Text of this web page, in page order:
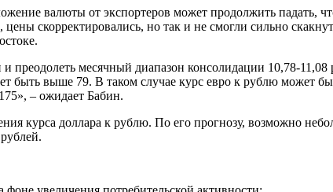
валюты от экспортеров может продолжить падать,
скорректировались, но так и не смогли сильно
преодолеть месячный диапазон консолидации 10,78-
быть выше 79. В таком случае курс евро к рублю может
– ожидает Бабин.
курса доллара к рублю. По его прогнозу, возможно